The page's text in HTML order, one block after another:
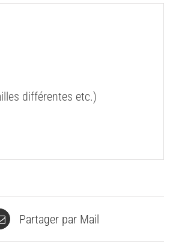
différentes etc.)
Partager par Mail